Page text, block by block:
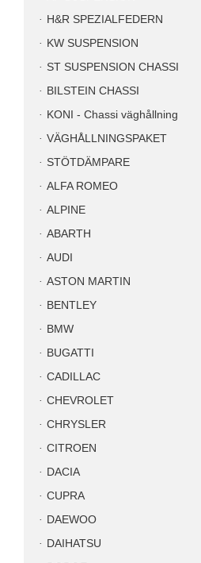
H&R SPEZIALFEDERN
KW SUSPENSION
ST SUSPENSION CHASSI
BILSTEIN CHASSI
KONI - Chassi väghållning
VÄGHÅLLNINGSPAKET
STÖTDÄMPARE
ALFA ROMEO
ALPINE
ABARTH
AUDI
ASTON MARTIN
BENTLEY
BMW
BUGATTI
CADILLAC
CHEVROLET
CHRYSLER
CITROEN
DACIA
CUPRA
DAEWOO
DAIHATSU